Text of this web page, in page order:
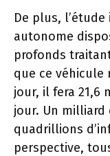
De plus,
autonome
profonds
que ce
jour, il fera 21,6
jour. Un milliard
quadrillions
perspective,